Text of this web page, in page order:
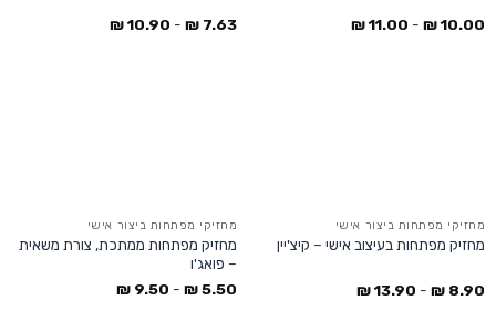
10.00
₪
-
11.00
₪
7.63
₪
-
10.90
₪
מחזיקי מפתחות ביצור אישי
מחזיק מפתחות בעיצוב אישי – קיצ'יין
8.90
₪
-
13.90
₪
מחזיקי מפתחות ביצור אישי
מחזיק מפתחות ממתכת, צורת משאית
– פואג'ו
5.50
₪
-
9.50
₪